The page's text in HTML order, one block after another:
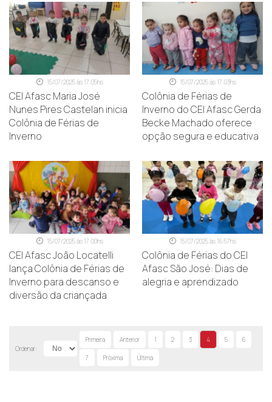
15/07/2025 às 17:05hs
CEI Afasc Maria José
Nunes Pires Castelan inicia
Colônia de Férias de
Inverno
15/07/2025 às 17:03hs
Colônia de Férias de
Inverno do CEI Afasc Gerda
Becke Machado oferece
opção segura e educativa
15/07/2025 às 17:00hs
CEI Afasc João Locatelli
lança Colônia de Férias de
Inverno para descanso e
diversão da criançada
15/07/2025 às 16:57hs
Colônia de Férias do CEI
Afasc São José: Dias de
alegria e aprendizado
Ordenar:
Primeira Anterior 1 2 3 4 5 6
7 Próxima Última